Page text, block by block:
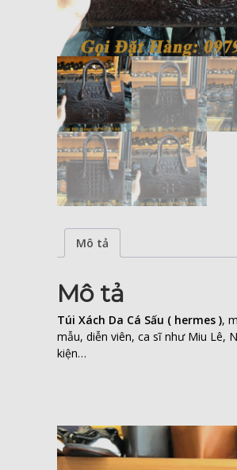
Mô tả
Mô tả
Túi Xách Da Cá Sấu ( hermes ),
mẫu, diễn viên, ca sĩ như Miu Lê,
kiện…